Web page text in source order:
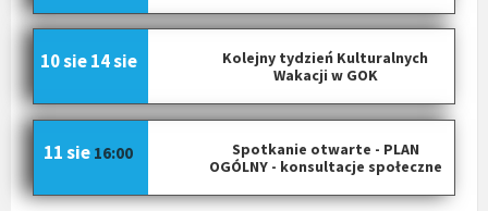
Kolejny tydzień Kulturalnych
Wakacji w GOK
10 sie 14 sie
Spotkanie otwarte - PLAN
OGÓLNY - konsultacje społeczne
11 sie 16:00